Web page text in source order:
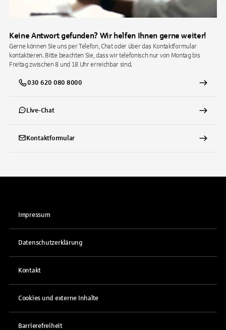
Keine Antwort gefunden? Wir helfen Ihnen gerne weiter!
Gerne können Sie uns per Telefon, Chat oder über das Kontaktformular
kontaktieren. Bitte beachten Sie, dass wir telefonisch nur von Montag bis
Freitag zwischen 8 und 18 Uhr erreichbar sind.
030 620 080 8000
Live-Chat
Kontaktformular
Impressum
Datenschutzerklärung
Kontakt
Cookies und externe Inhalte
Barrierefreiheit